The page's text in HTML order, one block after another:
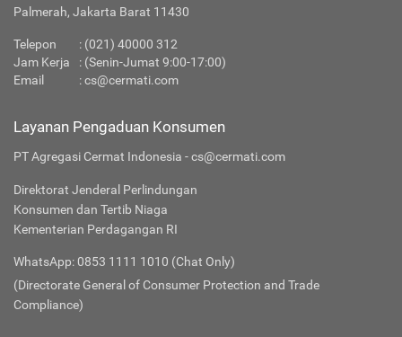
Palmerah, Jakarta Barat 11430
Telepon : (021) 40000 312
Jam Kerja
: (Senin-Jumat 9:00-17:00)
Email
:cs@cermati.com
Layanan Pengaduan Konsumen
PT Agregasi Cermat Indonesia - cs@cermati.com
Direktorat Jenderal Perlindungan
Konsumen dan Tertib Niaga
Kementerian Perdagangan RI
WhatsApp: 0853 1111 1010 (Chat Only)
(Directorate General of Consumer Protection and Trade
Compliance)